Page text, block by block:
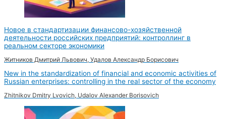
Новое в стандартизации финансово-хозяйственной
деятельности российских предприятий: контроллинг в
реальном секторе экономики
Житников Дмитрий Львович, Удалов Александр Борисович
New in the standardization of financial and economic activities of
Russian enterprises: controlling in the real sector of the economy
Zhitnikov Dmitry Lvovich, Udalov Alexander Borisovich